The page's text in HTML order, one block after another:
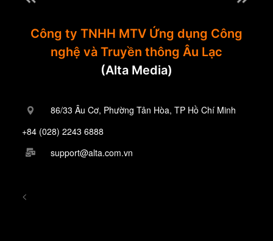
Công ty TNHH MTV Ứng dụng Công
nghệ và Truyền thông Âu Lạc
(Alta Media)
86/33 Âu Cơ, Phường Tân Hòa, TP Hồ Chí Minh
+84 (028) 2243 6888
support@alta.com.vn
<